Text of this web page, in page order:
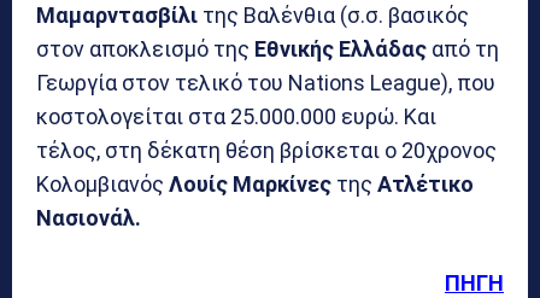
Μαμαρντασβίλι της Βαλένθια (σ.σ. βασικός
στον αποκλεισμό της Εθνικής Ελλάδας από τη
Γεωργία στον τελικό του Nations League), που
κοστολογείται στα 25.000.000 ευρώ. Και
τέλος, στη δέκατη θέση βρίσκεται ο 20χρονος
Κολομβιανός Λουίς Μαρκίνες της Ατλέτικο
Νασιονάλ.
ΠΗΓΗ